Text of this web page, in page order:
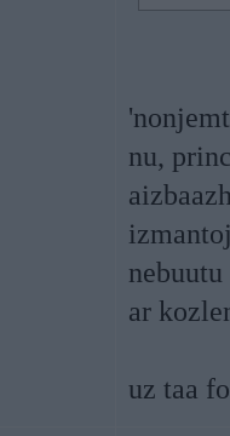
nu,
nebuutu
ar
uz taa